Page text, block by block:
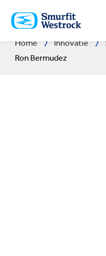
NAAR
DE
BELANGRIJKSTE
Home Innovatie
Ron Bermudez